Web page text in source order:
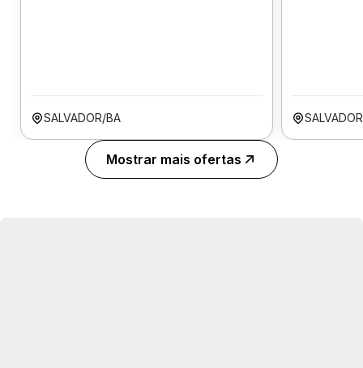
SALVADOR/BA
Mostrar mais ofertas